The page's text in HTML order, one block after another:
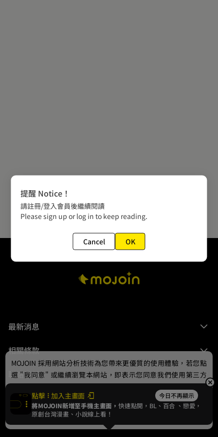
最新消息
相關條款
聯絡我們
© 2024 gamania Digital Entertainment Co., Ltd.
點擊 加入主畫面 今日不再顯示
將MOJOIN新增至手機主畫面，快速點開，BL、 百合 、戀愛，
原創台灣漫畫、小說線上看！
MOJOIN 採用網站分析技術為您帶來更優質的使用體驗，若您點
選 "我同意" 或繼續瀏覽本網站，即表示您同意我們使用第三方
Cookie，欲瞭解更多資訊請見隱私權政策。
我同意
提醒 Notice！
請註冊/登入會員後繼續閱讀
Please sign up or log in to keep reading.
Cancel OK